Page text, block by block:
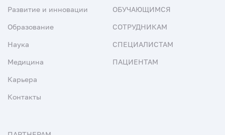
Развитие и инновации
Образование
Наука
Медицина
Карьера
Контакты
ОБУЧАЮЩИМСЯ
СОТРУДНИКАМ
СПЕЦИАЛИСТАМ
ПАЦИЕНТАМ